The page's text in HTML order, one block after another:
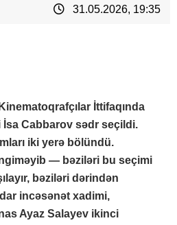
31.05.2026, 19:35
Kinematoqrafçılar İttifaqında
Cabbarov sədr seçildi.
iki yerə bölündü.
— bəziləri bu seçimi
bəziləri dərindən
incəsənət xadimi,
Ayaz Salayev ikinci